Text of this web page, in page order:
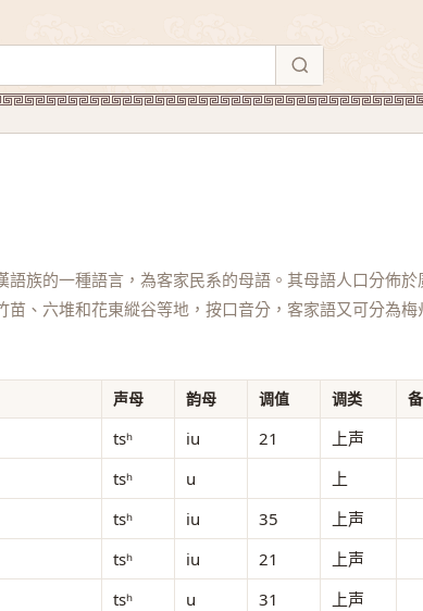
族的一種語言，為客家民系的母語。其母語人口分佈
、六堆和花東縱谷等地，按口音分，客家語又可分為
声母 韵母 调值 调类
tsʰ iu 21
上声
tsʰ u
上
tsʰ iu 35
上声
tsʰ iu 21
上声
tsʰ u 31
上声